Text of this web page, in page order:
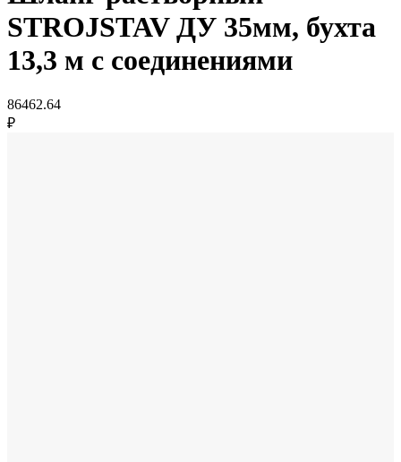
STROJSTAV ДУ 35мм, бухта
13,3 м с соединениями
86462.64
₽